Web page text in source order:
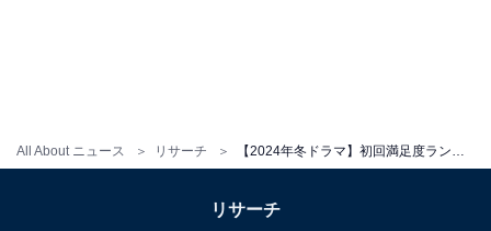
All About ニュース リサーチ
リサーチ